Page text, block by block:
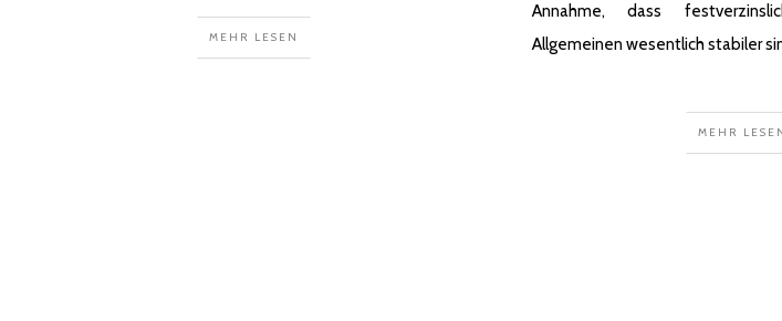
MEHR LESEN
Annahme, dass
Allgemeinen wesentlich stabiler
MEHR